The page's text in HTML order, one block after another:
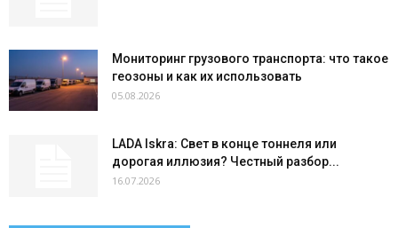
Мониторинг грузового транспорта: что такое
геозоны и как их использовать
05.08.2026
LADA Iskra: Свет в конце тоннеля или
дорогая иллюзия? Честный разбор...
16.07.2026